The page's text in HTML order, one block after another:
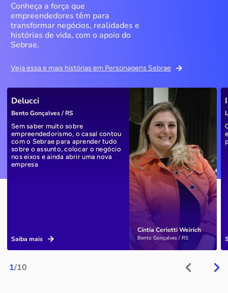
Conheça a força que
empreendedores têm para
transformar negócios, realidades e
histórias de vida, com o apoio do
Sebrae.
Veja essa e mais histórias em Personagens Sebrae
1/10
Cíntia Ceriotti Weirich
Bento Gonçalves / RS
Delucci
Bento Gonçalves / RS
Sem saber muito sobre
empreendedorismo, o casal contou
com o Sebrae para aprender tudo
sobre o assunto, colocar o negócio
nos eixos e ainda abrir uma nova
empresa
Saiba mais